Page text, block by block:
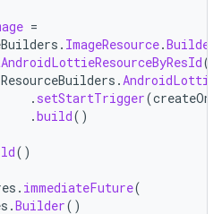
=
. ImageResource.Builder
(
ResourceBuilders .
. setStartTrigger(
.build()
()
. immediateFuture(
.Builder()